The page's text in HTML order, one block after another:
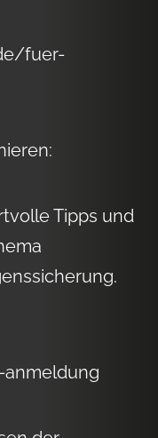
fuer-
Tipps und